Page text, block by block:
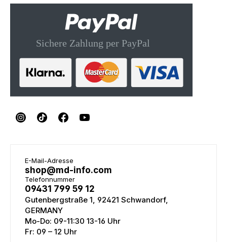
E-Mail-Adresse
shop@md-info.com
Telefonnummer
09431 799 59 12
Gutenbergstraße 1, 92421 Schwandorf,
GERMANY
Mo-Do: 09-11:30 13-16 Uhr
Fr: 09 – 12 Uhr